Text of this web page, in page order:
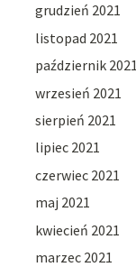
grudzień 2021
listopad 2021
październik 2021
wrzesień 2021
sierpień 2021
lipiec 2021
czerwiec 2021
maj 2021
kwiecień 2021
marzec 2021